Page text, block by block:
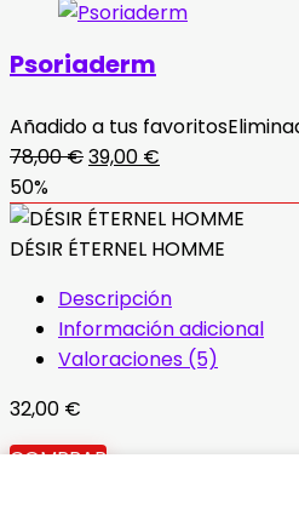
118,00 €.59,00 €.
Psoriaderm
Añadido a tus favoritos
78,00€El
original
era:
39,00 €
actual
es:
50%
DÉSIR ÉTERNEL HOMME
Descripción
Información adicional
Valoraciones (5)
32,00 €
COMPRAR